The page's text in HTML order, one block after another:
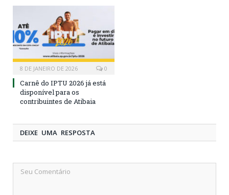
8 DE JANEIRO DE 2026 0
Carnê do IPTU 2026 já está
disponível para os
contribuintes de Atibaia
DEIXE UMA RESPOSTA